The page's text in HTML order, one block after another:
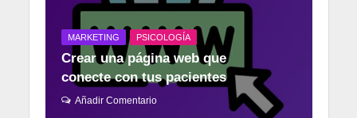
MARKETING PSICOLOGÍA
Crear una página web que
conecte con tus pacientes
Añadir Comentario